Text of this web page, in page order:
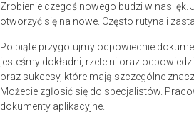
Zrobienie czegoś nowego budzi w nas
otworzyć się na nowe. Często rutyna i
Po piąte przygotujmy odpowiednie
jesteśmy dokładni, rzetelni oraz
oraz sukcesy, które mają szczególne
Możecie zgłosić się do specjalistów.
dokumenty aplikacyjne.